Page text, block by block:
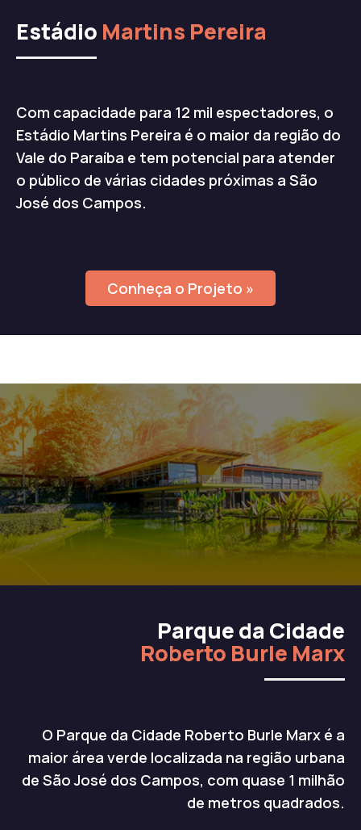
Estádio Martins Pereira
Com capacidade para 12 mil espectadores, o
Estádio Martins Pereira é o maior da região do
Vale do Paraíba e tem potencial para atender
o público de várias cidades próximas a São
José dos Campos.
Conheça o Projeto »
Parque da Cidade
Roberto Burle Marx
O Parque da Cidade Roberto Burle Marx é a
maior área verde localizada na região urbana
de São José dos Campos, com quase 1 milhão
de metros quadrados.